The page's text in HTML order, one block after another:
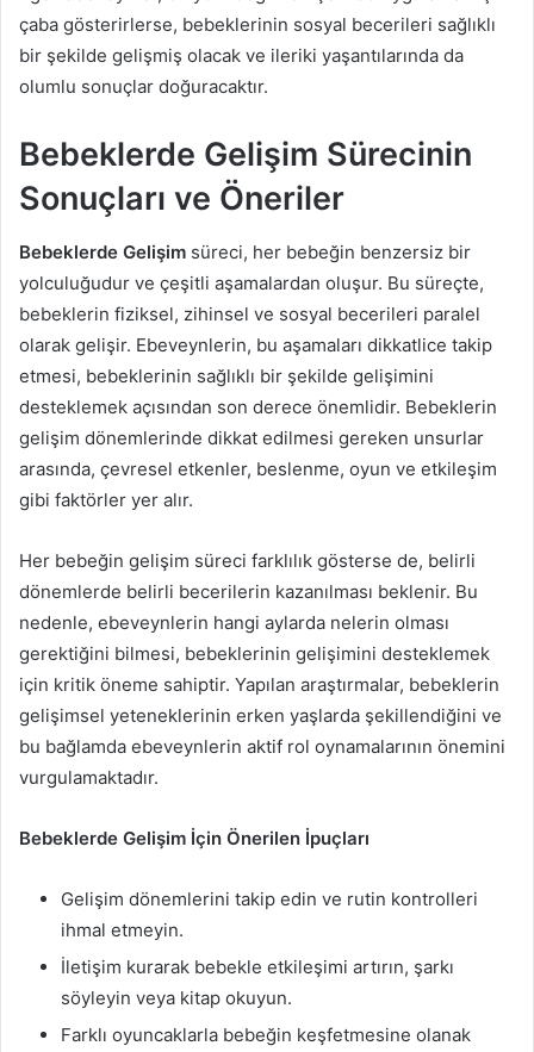
çaba gösterirlerse, bebeklerinin sosyal becerileri sağlıklı
bir şekilde gelişmiş olacak ve ileriki yaşantılarında da
olumlu sonuçlar doğuracaktır.
Bebeklerde Gelişim Sürecinin
Sonuçları ve Öneriler
Bebeklerde Gelişim süreci, her bebeğin benzersiz bir
yolculuğudur ve çeşitli aşamalardan oluşur. Bu süreçte,
bebeklerin fiziksel, zihinsel ve sosyal becerileri paralel
olarak gelişir. Ebeveynlerin, bu aşamaları dikkatlice takip
etmesi, bebeklerinin sağlıklı bir şekilde gelişimini
desteklemek açısından son derece önemlidir. Bebeklerin
gelişim dönemlerinde dikkat edilmesi gereken unsurlar
arasında, çevresel etkenler, beslenme, oyun ve etkileşim
gibi faktörler yer alır.
Her bebeğin gelişim süreci farklılık gösterse de, belirli
dönemlerde belirli becerilerin kazanılması beklenir. Bu
nedenle, ebeveynlerin hangi aylarda nelerin olması
gerektiğini bilmesi, bebeklerinin gelişimini desteklemek
için kritik öneme sahiptir. Yapılan araştırmalar, bebeklerin
gelişimsel yeteneklerinin erken yaşlarda şekillendiğini ve
bu bağlamda ebeveynlerin aktif rol oynamalarının önemini
vurgulamaktadır.
Bebeklerde Gelişim İçin Önerilen İpuçları
Gelişim dönemlerini takip edin ve rutin kontrolleri
ihmal etmeyin.
İletişim kurarak bebekle etkileşimi artırın, şarkı
söyleyin veya kitap okuyun.
Farklı oyuncaklarla bebeğin keşfetmesine olanak